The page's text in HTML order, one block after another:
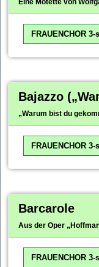
Eine Motette von
FRAUENCHOR
Bajazzo
„Warum bist du
FRAUENCHOR
Barcarole
Aus der Oper
FRAUENCHOR